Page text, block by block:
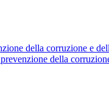
della corruzione e
della